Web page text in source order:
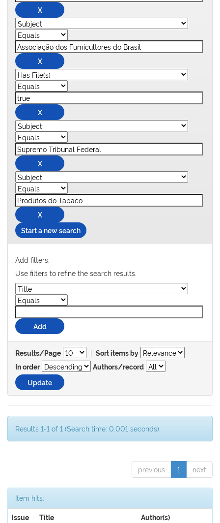
Start a new search
Add filters:
Use filters to refine the search results.
Results/Page | Sort items by
In order
Authors/record
Results 1-1 of 1 (Search time: 0.001 seconds).
previous 1 next
Item hits:
Issue
Title Author(s)